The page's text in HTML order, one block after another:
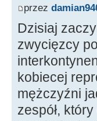
przez
Dzisiaj
zwycięzcy
kobiecej
mężczyźni
zespół,